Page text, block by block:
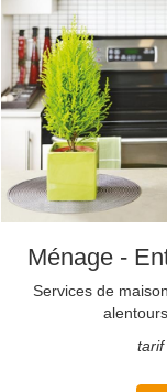
Ménage -
Services de
tarif